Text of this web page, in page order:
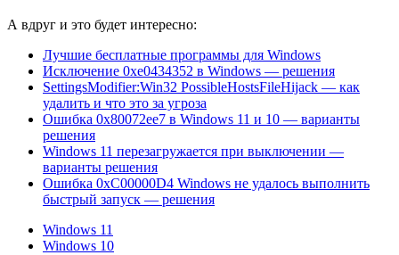
А вдруг и это будет интересно:
Лучшие бесплатные программы для Windows
Исключение 0xe0434352 в Windows — решения
SettingsModifier:Win32 PossibleHostsFileHijack — как
удалить и что это за угроза
Ошибка 0x80072ee7 в Windows 11 и 10 — варианты
решения
Windows 11 перезагружается при выключении —
варианты решения
Ошибка 0xC00000D4 Windows не удалось выполнить
быстрый запуск — решения
Windows 11
Windows 10